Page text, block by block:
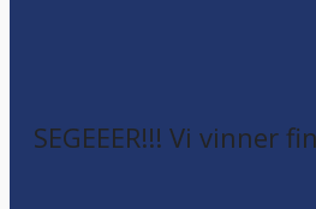
SEGEEER!!! Vi vinner